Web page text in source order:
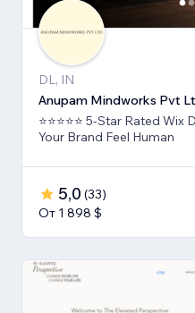
DL, IN
Anupam Mindworks Pvt
⭐⭐⭐⭐⭐ 5-Star Rated
Your Brand Feel Human
5,0 (33)
От 1 898 $